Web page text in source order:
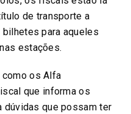
de transporte a
para aqueles
estações.
os Alfa
que informa os
dúvidas que possam ter